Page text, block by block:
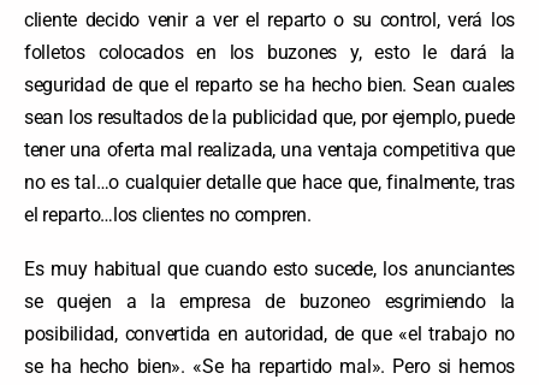
cliente decido venir a ver el reparto o su control, verá los
folletos colocados en los buzones y, esto le dará la
seguridad de que el reparto se ha hecho bien. Sean cuales
sean los resultados de la publicidad que, por ejemplo, puede
tener una oferta mal realizada, una ventaja competitiva que
no es tal…o cualquier detalle que hace que, finalmente, tras
el reparto…los clientes no compren.
Es muy habitual que cuando esto sucede, los anunciantes
se quejen a la empresa de buzoneo esgrimiendo la
posibilidad, convertida en autoridad, de que «el trabajo no
se ha hecho bien». «Se ha repartido mal». Pero si hemos